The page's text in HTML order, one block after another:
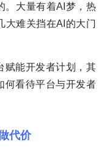
。大量有着AI梦，热
大难关挡在AI的大门
赋能开发者计划，其
看待平台与开发者
代价